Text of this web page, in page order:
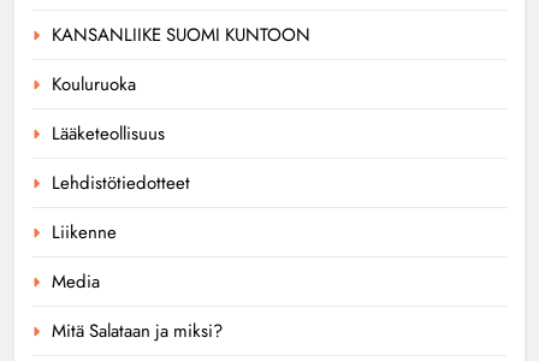
KANSANLIIKE SUOMI KUNTOON
Kouluruoka
Lääketeollisuus
Lehdistötiedotteet
Liikenne
Media
Mitä Salataan ja miksi?